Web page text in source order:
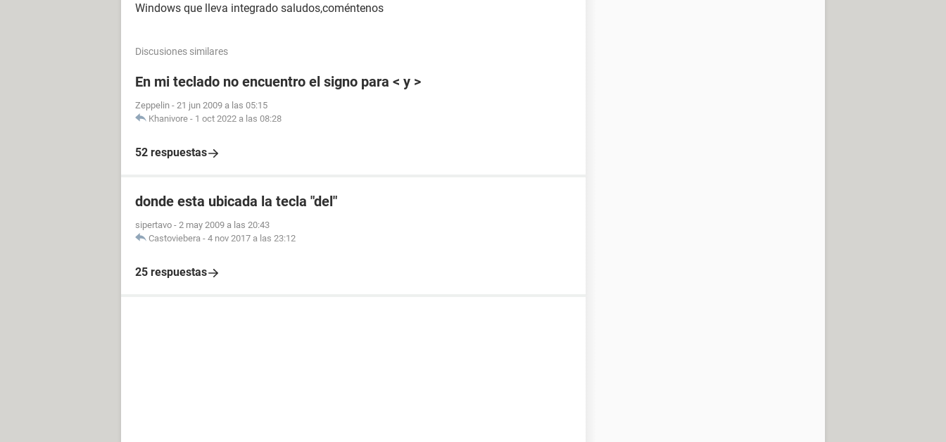
Windows que lleva integrado saludos,coméntenos
Discusiones similares
En mi teclado no encuentro el signo para < y >
Zeppelin - 21 jun 2009 a las 05:15
Khanivore - 1 oct 2022 a las 08:28
52 respuestas
donde esta ubicada la tecla "del"
sipertavo - 2 may 2009 a las 20:43
Castoviebera - 4 nov 2017 a las 23:12
25 respuestas